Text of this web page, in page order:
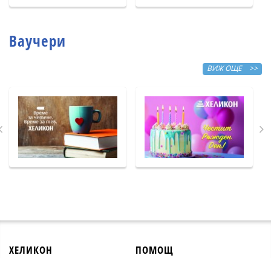
Ваучери
ВИЖ ОЩЕ >>
ХЕЛИКОН ПОМОЩ